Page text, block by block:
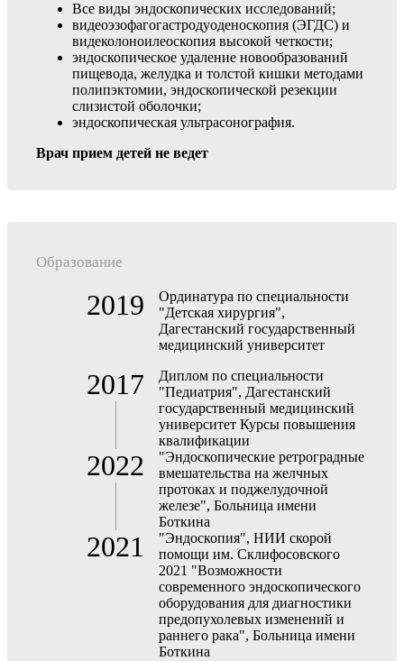
Все виды эндоскопических исследований;
видеоэзофагогастродуоденоскопия (ЭГДС) и
видеколоноилеоскопия высокой четкости;
эндоскопическое удаление новообразований
пищевода, желудка и толстой кишки методами
полипэктомии, эндоскопической резекции
слизистой оболочки;
эндоскопическая ультрасонография.
Врач прием детей не ведет
Образование
2019
Ординатура по специальности
"Детская хирургия",
Дагестанский государственный
медицинский университет
2017
Диплом по специальности
"Педиатрия", Дагестанский
государственный медицинский
университет Курсы повышения
квалификации
2022
"Эндоскопические ретроградные
вмешательства на желчных
протоках и поджелудочной
железе", Больница имени
Боткина
2021
"Эндоскопия", НИИ скорой
помощи им. Склифосовского
2021 "Возможности
современного эндоскопического
оборудования для диагностики
предопухолевых изменений и
раннего рака", Больница имени
Боткина